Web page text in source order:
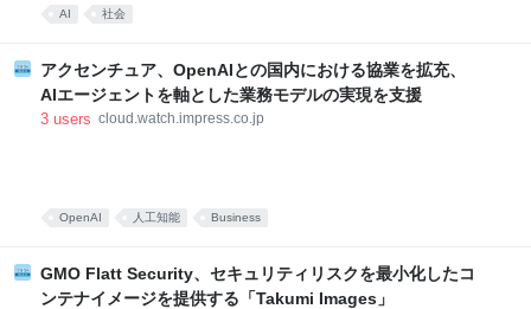
AI 社会
アクセンチュア、OpenAIとの国内における協業を拡充、
AIエージェントを軸とした業務モデルの実現を支援
3 users cloud.watch.impress.co.jp
OpenAI 人工知能 Business
GMO Flatt Security、セキュリティリスクを最小化したコ
ンテナイメージを提供する「Takumi Images」